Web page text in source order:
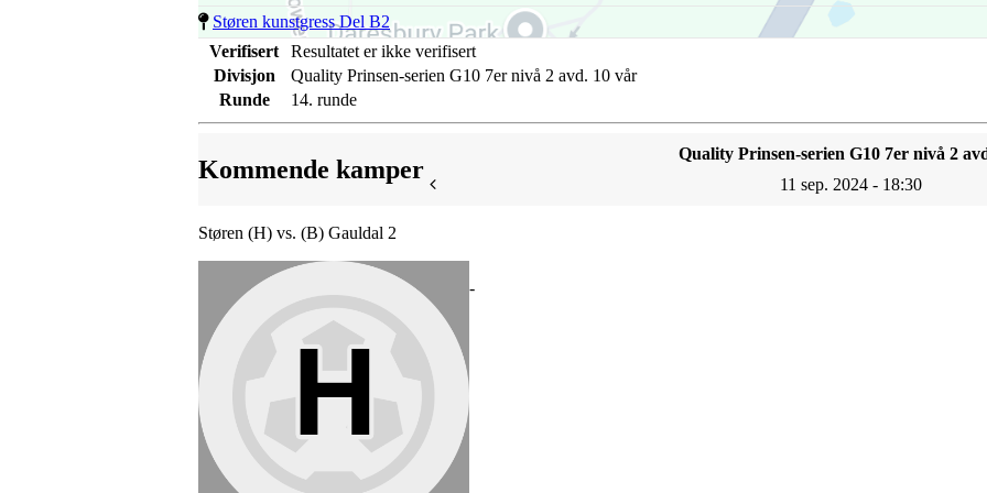
Støren kunstgress Del B2
Verifisert
Resultatet er ikke verifisert
Divisjon
Quality Prinsen-serien G10 7er nivå 2 avd. 10 vår
Runde
14. runde
Kommende kamper
Quality Prinsen-serien G10 7er nivå 2
11 sep. 2024 - 18:30
Støren (H) vs. (B) Gauldal 2
-